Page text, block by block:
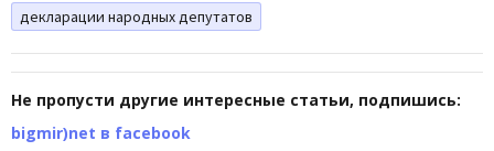
декларации народных депутатов
Не пропусти другие интересные статьи, подпишись:
bigmir)net в facebook